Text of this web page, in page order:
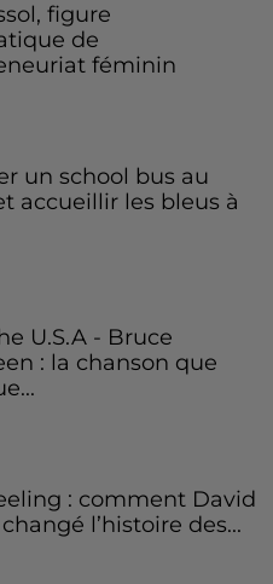
figure
de
féminin
un school bus au
accueillir les bleus à
U.S.A - Bruce
: la chanson que
: comment David
l’histoire des...